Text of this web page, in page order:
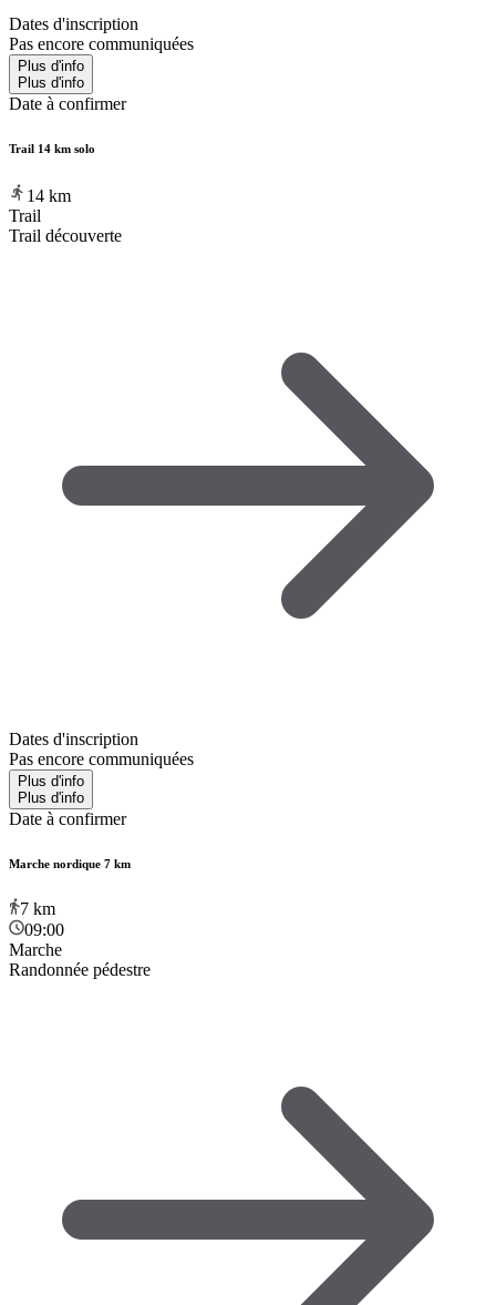
Dates d'inscription
Pas encore communiquées
Plus d'info
Plus d'info
Date à confirmer
Trail 14 km solo
14 km
Trail
Trail découverte
Dates d'inscription
Pas encore communiquées
Plus d'info
Plus d'info
Date à confirmer
Marche nordique 7 km
7 km
09:00
Marche
Randonnée pédestre